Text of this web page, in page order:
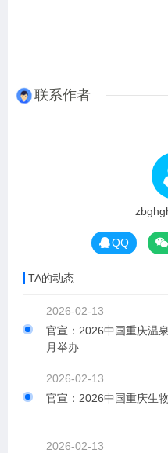
联系作者
QQ
TA的动态
2026-02-13
官宣：2026中国重庆温
月举办
2026-02-13
官宣：2026中国重庆生
2026-02-13